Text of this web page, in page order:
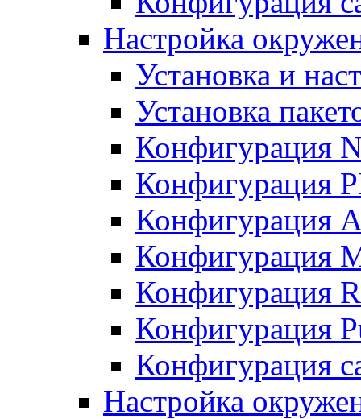
Настройка
Установка и
Установка
Конфигурация
Конфигурация
Конфигурация
Конфигурация
Конфигурация
Конфигурация
Конфигурация
Настройка